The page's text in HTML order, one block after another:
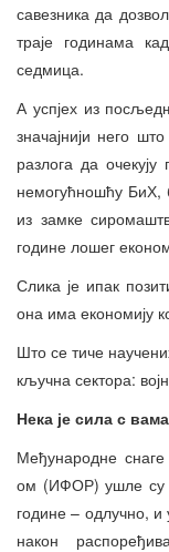
савезника да
траје годинама
седмица.
А успјех из
значајнији него
разлога да
немогућношћу БиХ,
из замке
године лошег
Слика је ипак
она има економију
Што се тиче
кључна сектора:
Нека је сила с
Међународне
ом (ИФОР) ушле су
године – одлучно,
након